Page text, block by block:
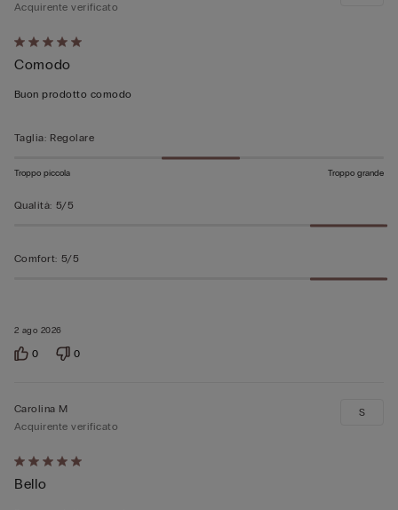
Valutato
5
su
2 ago 2026
Acquirente verificato
Comodo
Buon prodotto comodo
Taglia: Regolare
Troppo piccola Troppo grande
Qualità: 5/5
Comfort: 5/5
0 0
Valutato
5
Carolina M
Acquirente verificato
Bello
S